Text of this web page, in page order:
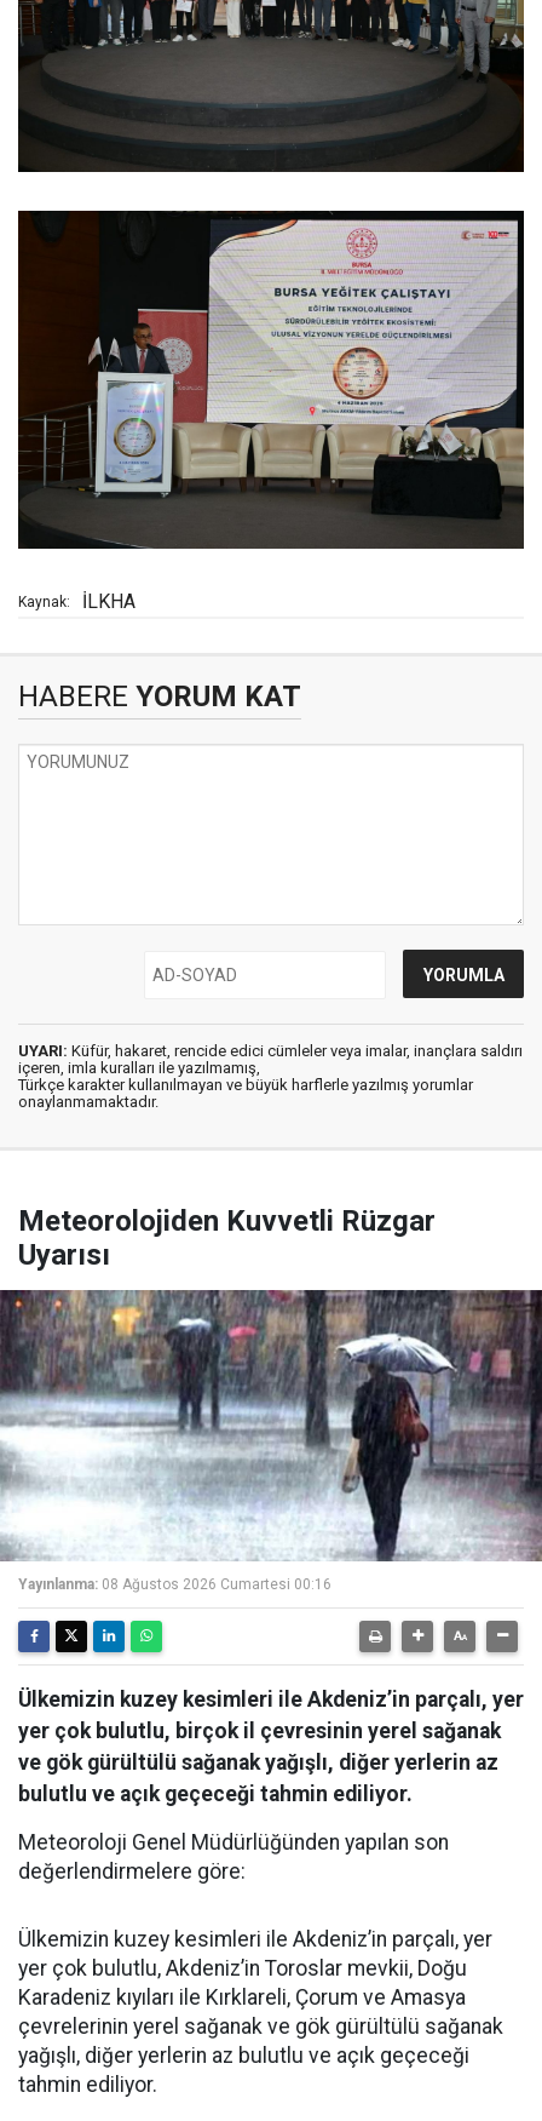
Kaynak: İLKHA
HABERE YORUM KAT
UYARI: Küfür, hakaret, rencide edici cümleler veya imalar, inançlara saldırı
içeren, imla kuralları ile yazılmamış,
Türkçe karakter kullanılmayan ve büyük harflerle yazılmış yorumlar
onaylanmamaktadır.
Meteorolojiden Kuvvetli Rüzgar
Uyarısı
Yayınlanma: 08 Ağustos 2026 Cumartesi 00:16
Ülkemizin kuzey kesimleri ile Akdeniz’in parçalı, yer
yer çok bulutlu, birçok il çevresinin yerel sağanak
ve gök gürültülü sağanak yağışlı, diğer yerlerin az
bulutlu ve açık geçeceği tahmin ediliyor.
Meteoroloji Genel Müdürlüğünden yapılan son
değerlendirmelere göre:
Ülkemizin kuzey kesimleri ile Akdeniz’in parçalı, yer
yer çok bulutlu, Akdeniz’in Toroslar mevkii, Doğu
Karadeniz kıyıları ile Kırklareli, Çorum ve Amasya
çevrelerinin yerel sağanak ve gök gürültülü sağanak
yağışlı, diğer yerlerin az bulutlu ve açık geçeceği
tahmin ediliyor.